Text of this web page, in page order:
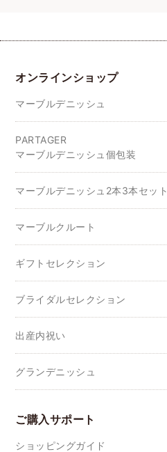
オンラインショップ
マーブルデニッシュ
PARTAGER
マーブルデニッシュ個包装
マーブルデニッシュ2本3本セット
マーブルクルート
ギフトセレクション
ブライダルセレクション
出産内祝い
グランデニッシュ
ご購入サポート
ショッピングガイド